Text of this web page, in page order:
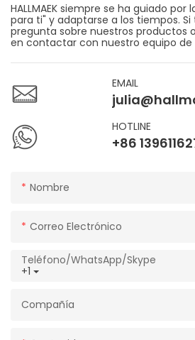
HALLMAEK siempre se ha guiado
para ti" y adaptarse a los tiempos. Si
pregunta sobre nuestros productos
en contactar con nuestro equipo
EMAIL
HOTLINE
+86
Nombre
Correo Electrónico
+1
Teléfono/WhatsApp/Skype
Compañía